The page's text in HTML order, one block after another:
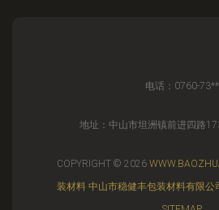
电话：0760-73**
地址：中山市坦洲镇前进四路
COPYRIGHT © 2026
装材料 中山市稳健丰包装材料有限公